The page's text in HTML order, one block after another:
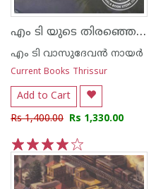
എം ടി യുടെ തിരഞ്ഞെടുത്ത കഥകള്‍
എം ടി വാസുദേവന്‍ നായര്‍
Current Books Thrissur
Add to Cart
Rs 1,400.00 Rs 1,330.00
5
4
3
2
1